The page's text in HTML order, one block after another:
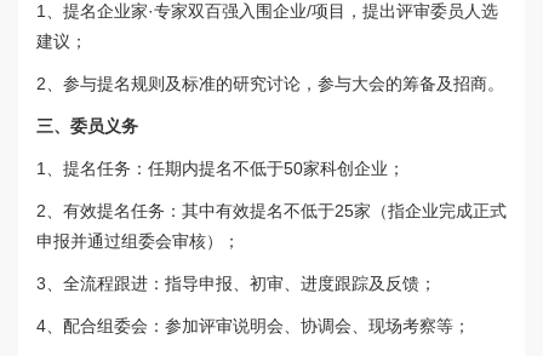
1、提名企业家·专家双百强入围企业/项目，提出评审委员人选
建议；
2、参与提名规则及标准的研究讨论，参与大会的筹备及招商。
三、委员义务
1、提名任务：任期内提名不低于50家科创企业；
2、有效提名任务：其中有效提名不低于25家（指企业完成正式
申报并通过组委会审核）；
3、全流程跟进：指导申报、初审、进度跟踪及反馈；
4、配合组委会：参加评审说明会、协调会、现场考察等；